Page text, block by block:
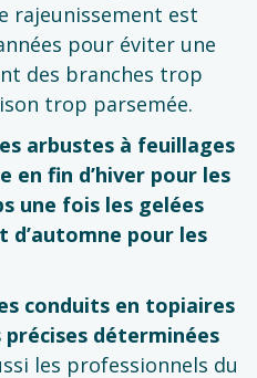
rajeunissement est
pour éviter une
des branches trop
trop parsemée.
arbustes à feuillages
en fin d’hiver pour les
une fois les gelées
d’automne pour les
conduits en topiaires
déterminées
les professionnels du